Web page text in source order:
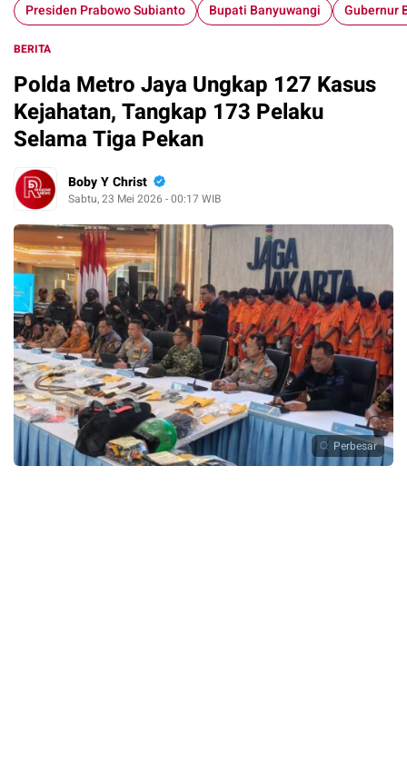
Presiden Prabowo Subianto Bupati Banyuwangi Gubernur
BERITA
Polda Metro Jaya Ungkap 127 Kasus
Kejahatan, Tangkap 173 Pelaku
Selama Tiga Pekan
Boby Y Christ
Sabtu, 23 Mei 2026 - 00:17 WIB
Perbesar